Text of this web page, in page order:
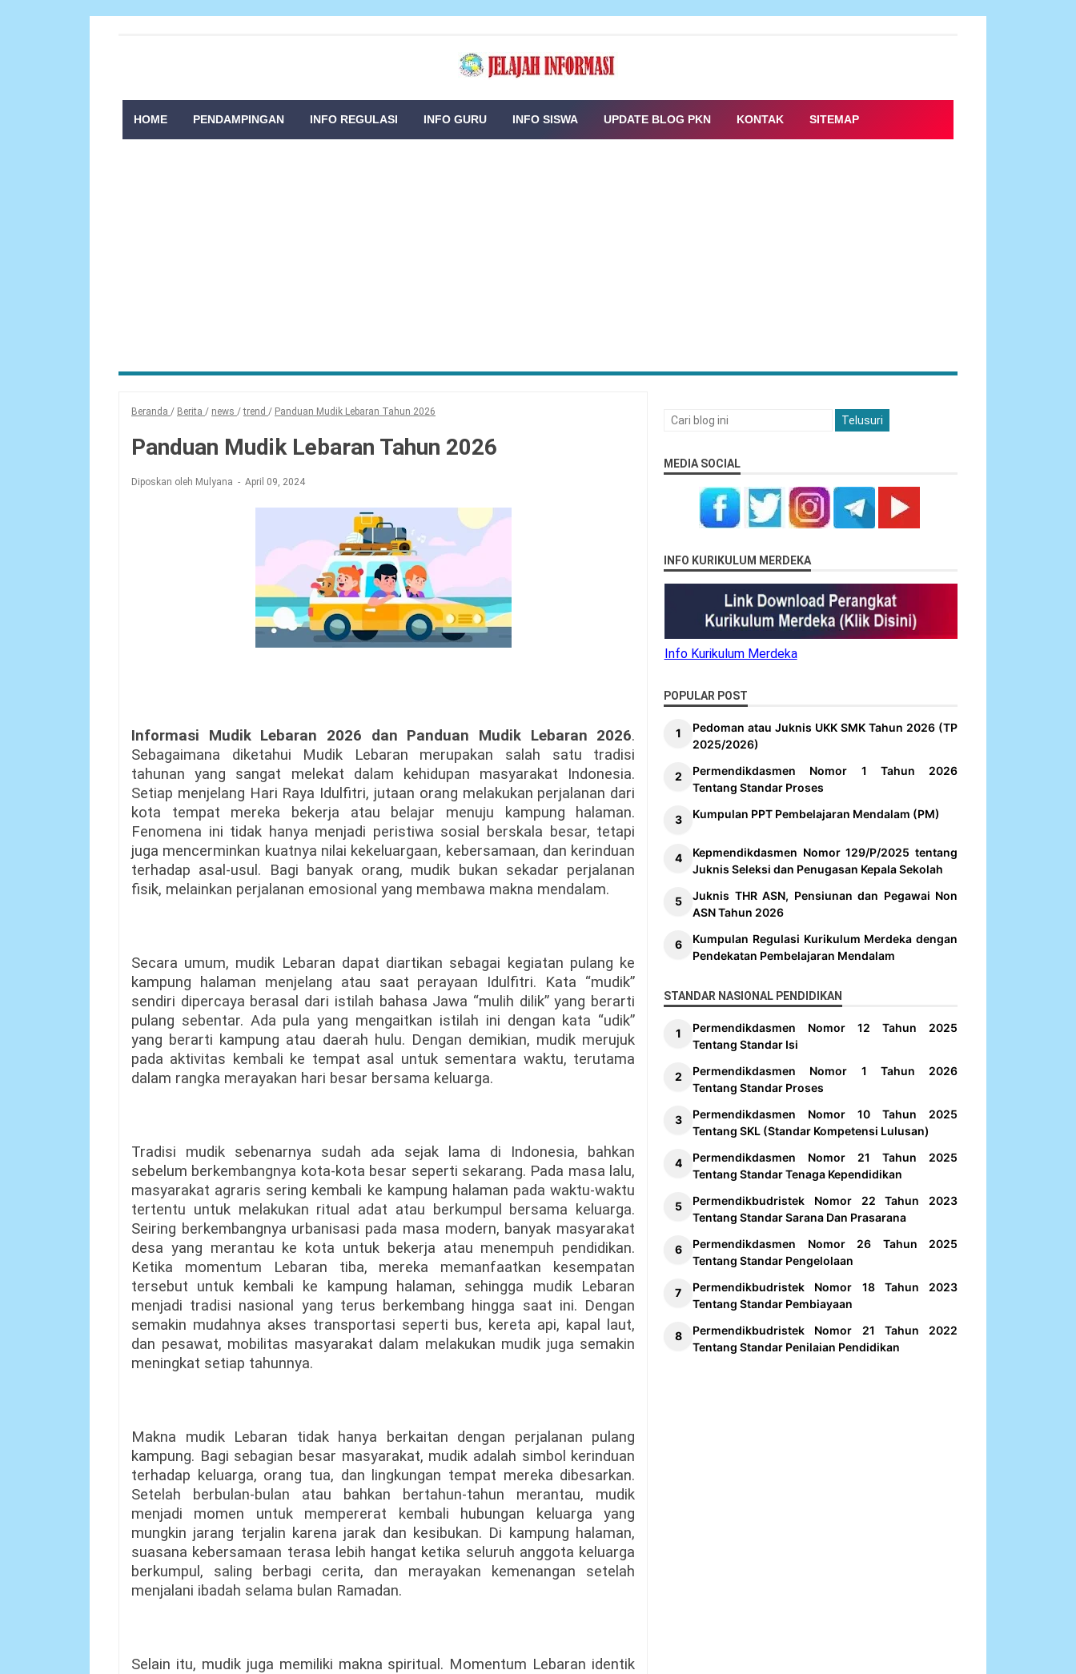
HOME PENDAMPINGAN INFO REGULASI INFO GURU INFO SISWA UPDATE BLOG PKN KONTAK SITEMAP
Beranda / Berita / news /trend / Panduan Mudik Lebaran Tahun 2026
Panduan Mudik Lebaran Tahun 2026
Diposkan oleh Mulyana April 09, 2024
Informasi Mudik Lebaran 2026 dan Panduan Mudik Lebaran 2026.
Sebagaimana diketahui Mudik Lebaran merupakan salah satu tradisi
tahunan yang sangat melekat dalam kehidupan masyarakat Indonesia.
Setiap menjelang Hari Raya Idulfitri, jutaan orang melakukan perjalanan dari
kota tempat mereka bekerja atau belajar menuju kampung halaman.
Fenomena ini tidak hanya menjadi peristiwa sosial berskala besar, tetapi
juga mencerminkan kuatnya nilai kekeluargaan, kebersamaan, dan kerinduan
terhadap asal-usul. Bagi banyak orang, mudik bukan sekadar perjalanan
fisik, melainkan perjalanan emosional yang membawa makna mendalam.
Secara umum, mudik Lebaran dapat diartikan sebagai kegiatan pulang ke
kampung halaman menjelang atau saat perayaan Idulfitri. Kata “mudik”
sendiri dipercaya berasal dari istilah bahasa Jawa “mulih dilik” yang berarti
pulang sebentar. Ada pula yang mengaitkan istilah ini dengan kata “udik”
yang berarti kampung atau daerah hulu. Dengan demikian, mudik merujuk
pada aktivitas kembali ke tempat asal untuk sementara waktu, terutama
dalam rangka merayakan hari besar bersama keluarga.
Tradisi mudik sebenarnya sudah ada sejak lama di Indonesia, bahkan
sebelum berkembangnya kota-kota besar seperti sekarang. Pada masa lalu,
masyarakat agraris sering kembali ke kampung halaman pada waktu-waktu
tertentu untuk melakukan ritual adat atau berkumpul bersama keluarga.
Seiring berkembangnya urbanisasi pada masa modern, banyak masyarakat
desa yang merantau ke kota untuk bekerja atau menempuh pendidikan.
Ketika momentum Lebaran tiba, mereka memanfaatkan kesempatan
tersebut untuk kembali ke kampung halaman, sehingga mudik Lebaran
menjadi tradisi nasional yang terus berkembang hingga saat ini. Dengan
semakin mudahnya akses transportasi seperti bus, kereta api, kapal laut,
dan pesawat, mobilitas masyarakat dalam melakukan mudik juga semakin
meningkat setiap tahunnya.
Makna mudik Lebaran tidak hanya berkaitan dengan perjalanan pulang
kampung. Bagi sebagian besar masyarakat, mudik adalah simbol kerinduan
terhadap keluarga, orang tua, dan lingkungan tempat mereka dibesarkan.
Setelah berbulan-bulan atau bahkan bertahun-tahun merantau, mudik
menjadi momen untuk mempererat kembali hubungan keluarga yang
mungkin jarang terjalin karena jarak dan kesibukan. Di kampung halaman,
suasana kebersamaan terasa lebih hangat ketika seluruh anggota keluarga
berkumpul, saling berbagi cerita, dan merayakan kemenangan setelah
menjalani ibadah selama bulan Ramadan.
Selain itu, mudik juga memiliki makna spiritual. Momentum Lebaran identik
MEDIA SOCIAL
INFO KURIKULUM MERDEKA
Info Kurikulum Merdeka
POPULAR POST
Pedoman atau Juknis UKK SMK Tahun 2026 (TP
2025/2026)
Permendikdasmen Nomor 1 Tahun 2026
Tentang Standar Proses
Kumpulan PPT Pembelajaran Mendalam (PM)
Kepmendikdasmen Nomor 129/P/2025 tentang
Juknis Seleksi dan Penugasan Kepala Sekolah
Juknis THR ASN, Pensiunan dan Pegawai Non
ASN Tahun 2026
Kumpulan Regulasi Kurikulum Merdeka dengan
Pendekatan Pembelajaran Mendalam
STANDAR NASIONAL PENDIDIKAN
Permendikdasmen Nomor 12 Tahun 2025
Tentang Standar Isi
Permendikdasmen Nomor 1 Tahun 2026
Tentang Standar Proses
Permendikdasmen Nomor 10 Tahun 2025
Tentang SKL (Standar Kompetensi Lulusan)
Permendikdasmen Nomor 21 Tahun 2025
Tentang Standar Tenaga Kependidikan
Permendikbudristek Nomor 22 Tahun 2023
Tentang Standar Sarana Dan Prasarana
Permendikdasmen Nomor 26 Tahun 2025
Tentang Standar Pengelolaan
Permendikbudristek Nomor 18 Tahun 2023
Tentang Standar Pembiayaan
Permendikbudristek Nomor 21 Tahun 2022
Tentang Standar Penilaian Pendidikan